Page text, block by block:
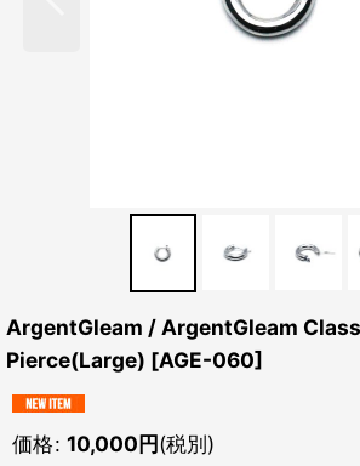
ArgentGleam / ArgentGleam
Pierce(Large) [AGE-060]
価格: 10,000円(税別)